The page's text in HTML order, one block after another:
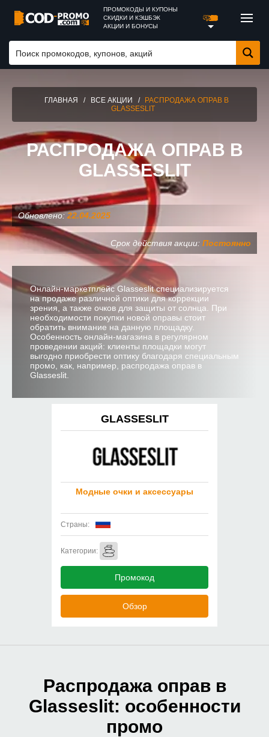
ПРОМОКОДЫ И КУПОНЫ
СКИДКИ И КЭШБЭК
АКЦИИ И БОНУСЫ
ГЛАВНАЯ / ВСЕ АКЦИИ /
РАСПРОДАЖА ОПРАВ В
GLASSESLIT
РАСПРОДАЖА ОПРАВ В
GLASSESLIT
Обновлено: 22.04.2025
Срок действия акции: Постоянно
Онлайн-маркетплейс Glasseslit специализируется
на продаже различной оптики для коррекции
зрения, а также очков для защиты от солнца. При
необходимости покупки новой оправы стоит
обратить внимание на данную площадку.
Особенность онлайн-магазина в регулярном
проведении акций: клиенты площадки могут
выгодно приобрести оптику благодаря специальным
промо, как, например, распродажа оправ в
Glasseslit.
GLASSESLIT
Модные очки и аксессуары
Страны:
Категории:
Промокод
Обзор
Распродажа оправ в
Glasseslit: особенности
промо